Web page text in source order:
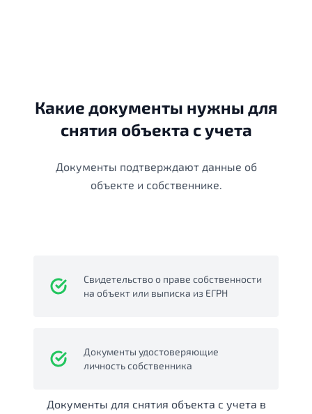
Какие документы нужны для
снятия объекта с учета
Документы подтверждают данные об
объекте и собственнике.
Свидетельство о праве собственности
на объект или выписка из ЕГРН
Документы удостоверяющие
личность собственника
Документы для снятия объекта с учета в